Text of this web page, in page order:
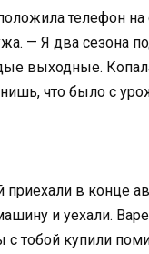
телефон на
— Я два сезона
выходные.
что было с
в конце
и уехали.
с тобой купили